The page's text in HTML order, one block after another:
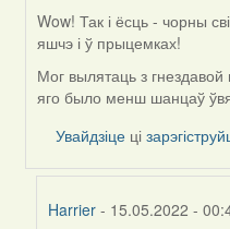
In
reply
to
by
Wow! Так і ёсць - чорны
яшчэ і ў прыцемках!
Мог вылятаць з гнездавой
яго было менш шанцаў
Увайдзіце ці
Harrier - 15.05.2022 -